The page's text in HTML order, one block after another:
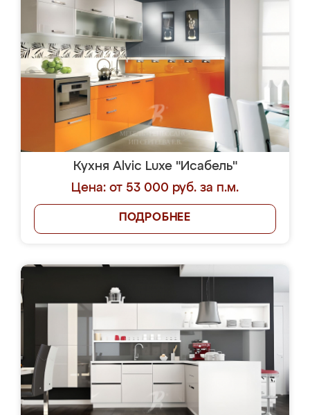
Кухня Alvic Luxe "Исабель"
Цена: от 53 000 руб. за п.м.
ПОДРОБНЕЕ